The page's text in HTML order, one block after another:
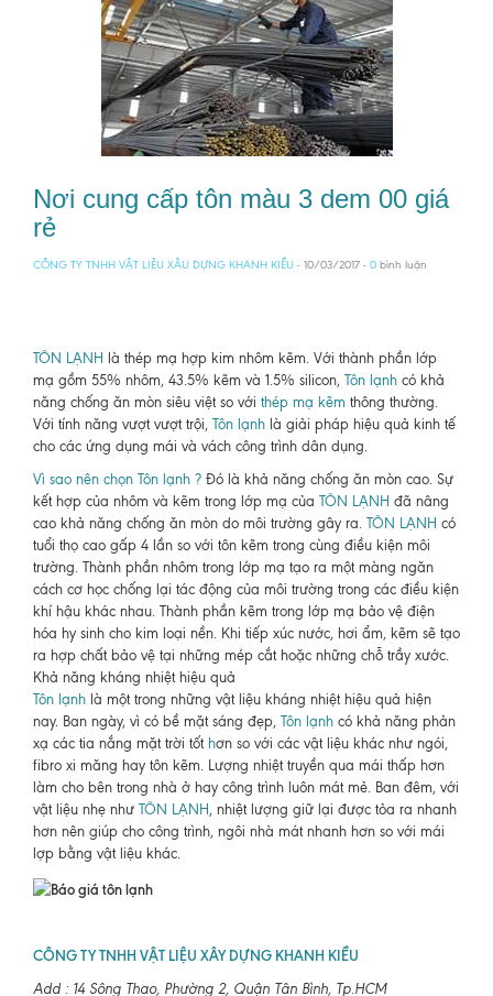
Nơi cung cấp tôn màu 3 dem 00 giá
rẻ
CÔNG TY TNHH VẬT LIỆU XÂU DỰNG KHANH KIỀU - 10/03/2017 - 0 bình luận
TÔN LẠNH là thép mạ hợp kim nhôm kẽm. Với thành phần lớp
mạ gồm 55% nhôm, 43.5% kẽm và 1.5% silicon, Tôn lạnh có khả
năng chống ăn mòn siêu việt so với thép mạ kẽm thông thường.
Với tính năng vượt vượt trội, Tôn lạnh là giải pháp hiệu quả kinh tế
cho các ứng dụng mái và vách công trình dân dụng.
Vì sao nên chọn Tôn lạnh ? Đó là khả năng chống ăn mòn cao. Sự
kết hợp của nhôm và kẽm trong lớp mạ của TÔN LẠNH đã nâng
cao khả năng chống ăn mòn do môi trường gây ra. TÔN LẠNH có
tuổi thọ cao gấp 4 lần so với tôn kẽm trong cùng điều kiện môi
trường. Thành phần nhôm trong lớp mạ tạo ra một màng ngăn
cách cơ học chống lại tác động của môi trường trong các điều kiện
khí hậu khác nhau. Thành phần kẽm trong lớp mạ bảo vệ điện
hóa hy sinh cho kim loại nền. Khi tiếp xúc nước, hơi ẩm, kẽm sẽ tạo
ra hợp chất bảo vệ tại những mép cắt hoặc những chỗ trầy xước.
Khả năng kháng nhiệt hiệu quả
Tôn lạnh là một trong những vật liệu kháng nhiệt hiệu quả hiện
nay. Ban ngày, vì có bề mặt sáng đẹp, Tôn lạnh có khả năng phản
xạ các tia nắng mặt trời tốt hơn so với các vật liệu khác như ngói,
fibro xi măng hay tôn kẽm. Lượng nhiệt truyền qua mái thấp hơn
làm cho bên trong nhà ở hay công trình luôn mát mẻ. Ban đêm, với
vật liệu nhẹ như TÔN LẠNH , nhiệt lượng giữ lại được tỏa ra nhanh
hơn nên giúp cho công trình, ngôi nhà mát nhanh hơn so với mái
lợp bằng vật liệu khác.
CÔNG TY TNHH VẬT LIỆU XÂY DỰNG KHANH KIỀU
Add : 14 Sông Thao, Phường 2, Quận Tân Bình, Tp.HCM